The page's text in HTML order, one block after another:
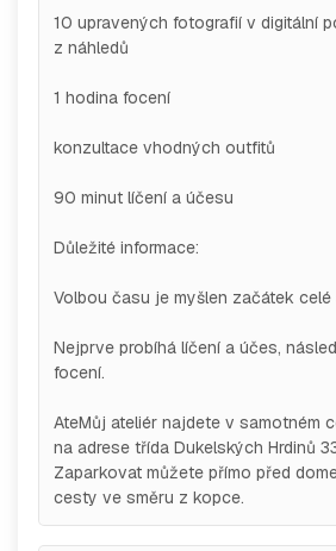
10 upravených fotografií v digitální
z náhledů
1 hodina focení
konzultace vhodných outfitů
90 minut líčení a účesu
Důležité informace:
Volbou času je myšlen začátek celé
Nejprve probíhá líčení a účes,
focení.
AteMůj ateliér najdete v samotném
na adrese třída Dukelských Hrdinů
Zaparkovat můžete přímo před
cesty ve směru z kopce.